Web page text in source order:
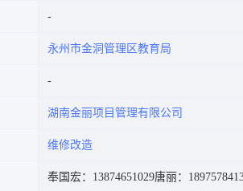
永州市金洞管理区教育局
湖南金丽项目管理有限公司
维修改造
奉国宏：13874651029唐丽：